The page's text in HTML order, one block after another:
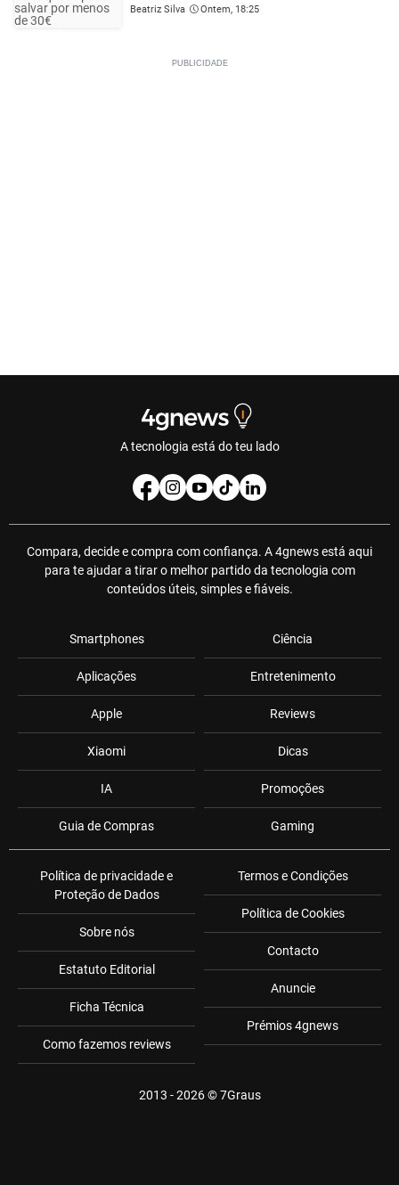
Beatriz Silva Ontem, 18:25
A tecnologia está do teu lado
Compara, decide e compra com confiança. A 4gnews está aqui
para te ajudar a tirar o melhor partido da tecnologia com
conteúdos úteis, simples e fiáveis.
Smartphones
Aplicações
Apple
Xiaomi
IA
Guia de Compras
Ciência
Entretenimento
Reviews
Dicas
Promoções
Gaming
Política de privacidade e
Proteção de Dados
Sobre nós
Estatuto Editorial
Ficha Técnica
Como fazemos reviews
Termos e Condições
Política de Cookies
Contacto
Anuncie
Prémios 4gnews
2013 - 2026 ©7Graus